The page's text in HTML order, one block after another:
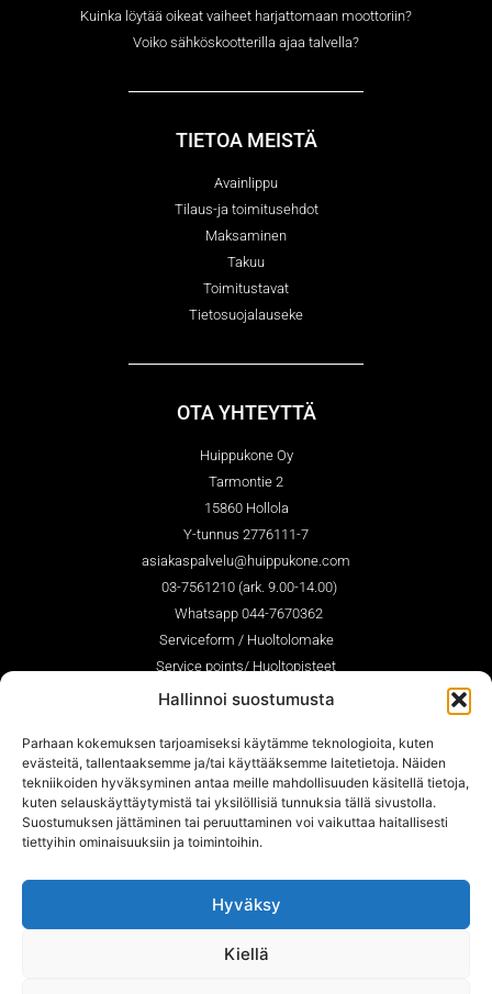
Hallinnoi suostumusta
Parhaan kokemuksen tarjoamiseksi käytämme teknologioita, kuten
evästeitä, tallentaaksemme ja/tai käyttääksemme laitetietoja. Näiden
tekniikoiden hyväksyminen antaa meille mahdollisuuden käsitellä tietoja,
kuten selauskäyttäytymistä tai yksilöllisiä tunnuksia tällä sivustolla.
Suostumuksen jättäminen tai peruuttaminen voi vaikuttaa haitallisesti
tiettyihin ominaisuuksiin ja toimintoihin.
Hyväksy
Kiellä
Kuinka löytää oikeat vaiheet harjattomaan moottoriin?
Voiko sähköskootterilla ajaa talvella?
TIETOA MEISTÄ
Avainlippu
Tilaus-ja toimitusehdot
Maksaminen
Takuu
Toimitustavat
Tietosuojalauseke
OTA YHTEYTTÄ
Huippukone Oy
Tarmontie 2
15860 Hollola
Y-tunnus 2776111-7
asiakaspalvelu@huippukone.com
03-7561210 (ark. 9.00-14.00)
Whatsapp 044-7670362
Serviceform / Huoltolomake
Service points/ Huoltopisteet
SEURAA MEITÄ